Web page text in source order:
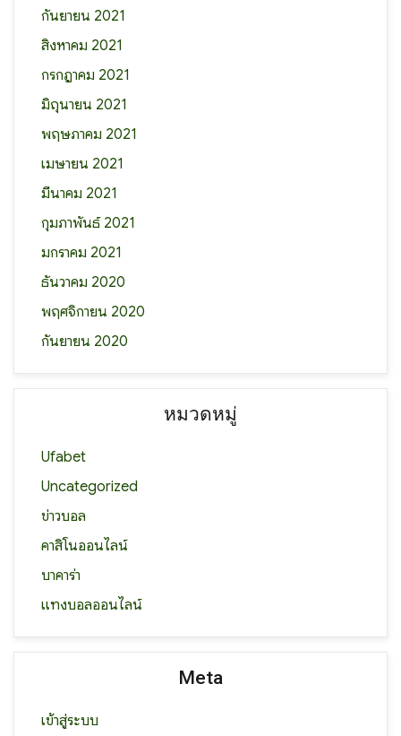
กันยายน 2021
สิงหาคม 2021
กรกฎาคม 2021
มิถุนายน 2021
พฤษภาคม 2021
เมษายน 2021
มีนาคม 2021
กุมภาพันธ์ 2021
มกราคม 2021
ธันวาคม 2020
พฤศจิกายน 2020
กันยายน 2020
หมวดหมู่
Ufabet
Uncategorized
ข่าวบอล
คาสิโนออนไลน์
บาคาร่า
แทงบอลออนไลน์
Meta
เข้าสู่ระบบ